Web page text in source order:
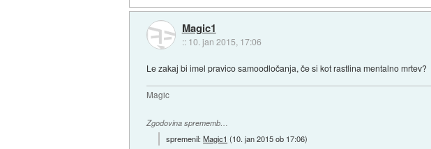
Magic1
:: 10. jan 2015, 17:06
Le zakaj bi imel pravico samoodločanja, če si kot rastlina mentalno mrtev?
Magic
Zgodovina sprememb…
spremenil:Magic1 (10. jan 2015 ob 17:06)